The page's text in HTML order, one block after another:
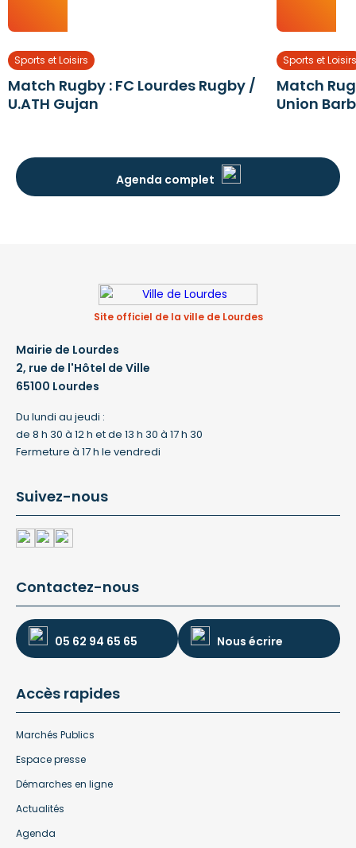
Sports et Loisirs
Match Rugby : FC Lourdes Rugby /
U.ATH Gujan
Sports et
Match
Union
Agenda complet
Site officiel de la ville de Lourdes
Mairie de Lourdes
2, rue de l'Hôtel de Ville
65100 Lourdes
Du lundi au jeudi :
de 8 h 30 à 12 h et de 13 h 30 à 17 h 30
Fermeture à 17 h le vendredi
Suivez-nous
Contactez-nous
05 62 94 65 65 Nous écrire
Accès rapides
Marchés Publics
Espace presse
Démarches en ligne
Actualités
Agenda